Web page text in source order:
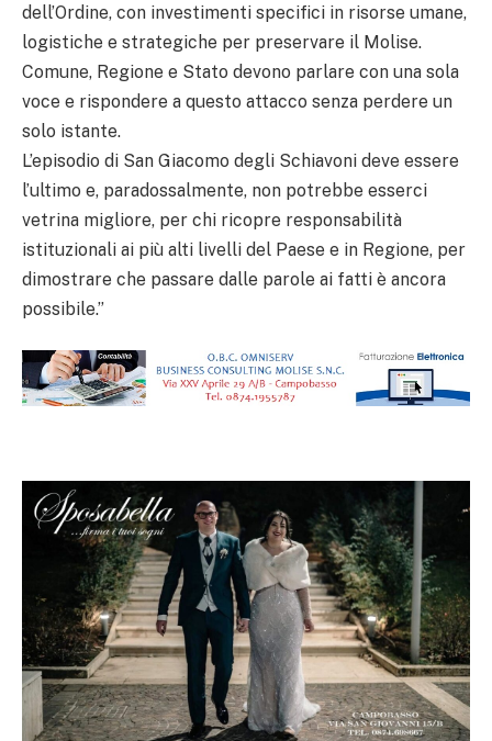
dell’Ordine, con investimenti specifici in risorse umane,
logistiche e strategiche per preservare il Molise.
Comune, Regione e Stato devono parlare con una sola
voce e rispondere a questo attacco senza perdere un
solo istante.
L’episodio di San Giacomo degli Schiavoni deve essere
l’ultimo e, paradossalmente, non potrebbe esserci
vetrina migliore, per chi ricopre responsabilità
istituzionali ai più alti livelli del Paese e in Regione, per
dimostrare che passare dalle parole ai fatti è ancora
possibile.”